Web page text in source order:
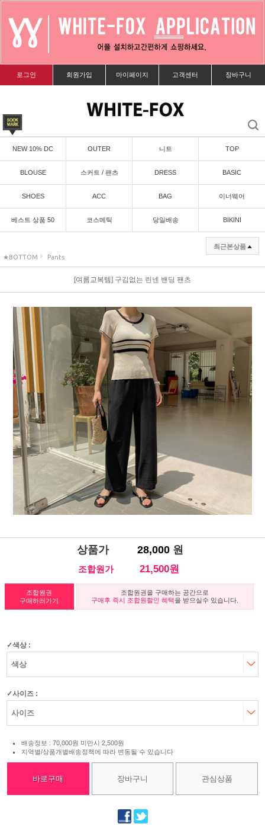
로그인 회원가입 마이페이지 고객센터 장바구니
NEW 10% DC OUTER 니트 TOP
BLOUSE 스커트 / 팬츠 DRESS BASIC
SHOES ACC BAG 이너웨어
베스트 상품 50 코스메틱 당일배송 BIKINI
★BOTTOM Pants
최근본상품
[여름교복템] 구김없는 린넨 밴딩 팬츠
상품가 28,000 원
조합원가 21,500원
조합원권
구매하러가기
조합원권을 구매하는 공간으로
구매후 즉시 조합원할인 혜택을 받으실수 있습니다.
색상 :
사이즈 :
배송정보 : 70,000원 미만시 2,500원
지역별/상품개별배송정책에 따라 변동될 수 있습니다
바로구매 장바구니 관심상품